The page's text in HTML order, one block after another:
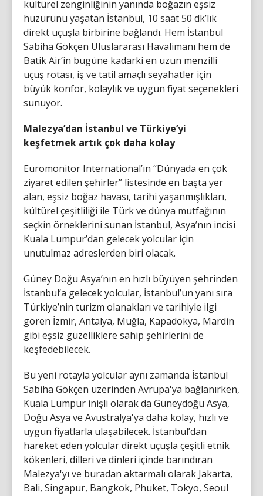
kültürel zenginliğinin yanında boğazın eşsiz
huzurunu yaşatan İstanbul, 10 saat 50 dk’lık
direkt uçuşla birbirine bağlandı. Hem İstanbul
Sabiha Gökçen Uluslararası Havalimanı hem de
Batik Air’in bugüne kadarki en uzun menzilli
uçuş rotası, iş ve tatil amaçlı seyahatler için
büyük konfor, kolaylık ve uygun fiyat seçenekleri
sunuyor.
Malezya’dan İstanbul ve Türkiye’yi
keşfetmek artık çok daha kolay
Euromonitor International’ın “Dünyada en çok
ziyaret edilen şehirler” listesinde en başta yer
alan, eşsiz boğaz havası, tarihi yaşanmışlıkları,
kültürel çeşitliliği ile Türk ve dünya mutfağının
seçkin örneklerini sunan İstanbul, Asya’nın incisi
Kuala Lumpur’dan gelecek yolcular için
unutulmaz adreslerden biri olacak.
Güney Doğu Asya’nın en hızlı büyüyen şehrinden
İstanbul’a gelecek yolcular, İstanbul’un yanı sıra
Türkiye’nin turizm olanakları ve tarihiyle ilgi
gören İzmir, Antalya, Muğla, Kapadokya, Mardin
gibi eşsiz güzelliklere sahip şehirlerini de
keşfedebilecek.
Bu yeni rotayla yolcular aynı zamanda İstanbul
Sabiha Gökçen üzerinden Avrupa'ya bağlanırken,
Kuala Lumpur inişli olarak da Güneydoğu Asya,
Doğu Asya ve Avustralya'ya daha kolay, hızlı ve
uygun fiyatlarla ulaşabilecek. İstanbul’dan
hareket eden yolcular direkt uçuşla çeşitli etnik
kökenleri, dilleri ve dinleri içinde barındıran
Malezya'yı ve buradan aktarmalı olarak Jakarta,
Bali, Singapur, Bangkok, Phuket, Tokyo, Seoul